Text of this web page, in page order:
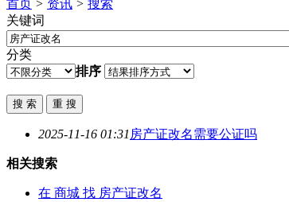
首页 > 资讯 > 搜索
关键词
分类
排序
2025-11-16 01:31 房产证改名需要公证吗
相关搜索
在 商城 找 房产证改名